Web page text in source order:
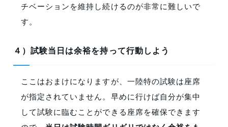
チベーションを維持し続けるのが非常に難しいで
す。
４）試験当日は余裕を持って行動しよう
ここはおまけになりますが、一陸特の試験は座席
が指定されていません。早めに行けば自分が集中
して試験に臨むことができる座席を確保できます